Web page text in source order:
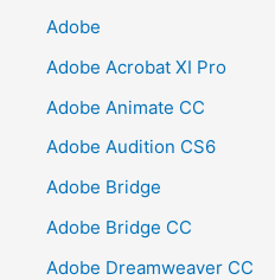
Adobe
Adobe Acrobat XI Pro
Adobe Animate CC
Adobe Audition CS6
Adobe Bridge
Adobe Bridge CC
Adobe Dreamweaver CC